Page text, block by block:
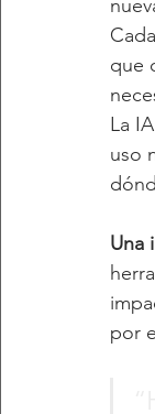
que
La
uso
Una
por